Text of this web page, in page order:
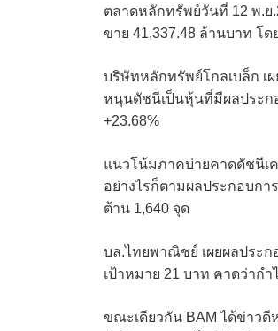
ตลาดหลักทรัพย์วันที่ 12 พ.ย
ขาย 41,337.48 ล้านบาท โ
บริษัทหลักทรัพย์โกลเบล็ก เ
หนุนดัชนีเป็นหุ้นที่มีผลประกอ
+23.68%
แนวโน้มภาคบ่ายคาดดัชนีเ
อย่างไรก็ตามผลประกอบก
ต้าน 1,640 จุด
บล.ไทยพาณิชย์ เผยผลประก
เป้าหมาย 21 บาท คาดว่าก
ขณะเดียวกัน BAM ได้ข่าว